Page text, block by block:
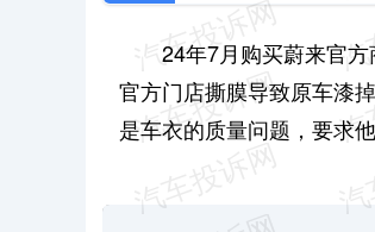
24年7月购买蔚来官
官方门店撕膜导致原车漆
是车衣的质量问题，要求